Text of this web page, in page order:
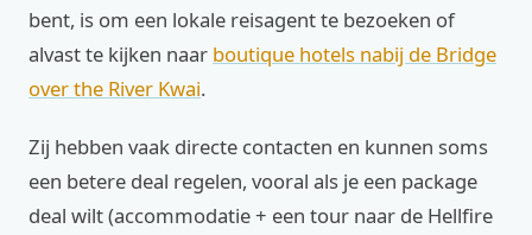
bent, is om een lokale reisagent te bezoeken of
alvast te kijken naar boutique hotels nabij de Bridge
over the River Kwai.
Zij hebben vaak directe contacten en kunnen soms
een betere deal regelen, vooral als je een package
deal wilt (accommodatie + een tour naar de Hellfire